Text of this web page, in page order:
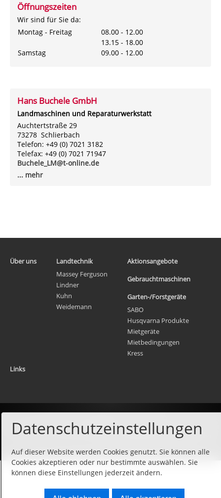
Öffnungszeiten
Wir sind für Sie da:
Montag - Freitag
08.00 - 12.00
13.15 - 18.00
Samstag
09.00 - 12.00
Hans Buchele GmbH
Landmaschinen und Reparaturwerkstatt
Auchtertstraße 29
73278 Schlierbach
Telefon: +49 (0) 7021 3182
Telefax: +49 (0) 7021 71947
Buchele_LM@t-online.de
... mehr
Über uns
Landtechnik
Massey Ferguson
Lindner
Kuhn
Weidemann
Aktionsangebote
Gebrauchtmaschinen
Garten-/Forstgeräte
SABO
Husqvarna Produkte
Mietgeräte
Mietbedingungen
Kress
Links
Datenschutz Kontakt
Impressum
© 2018 Buchele Landmaschinen
Datenschutzeinstellungen
Auf dieser Website werden Cookies genutzt. Sie können alle
Cookies akzeptieren oder nur bestimmte auswählen. Sie
können diese Einstellungen jederzeit ändern.